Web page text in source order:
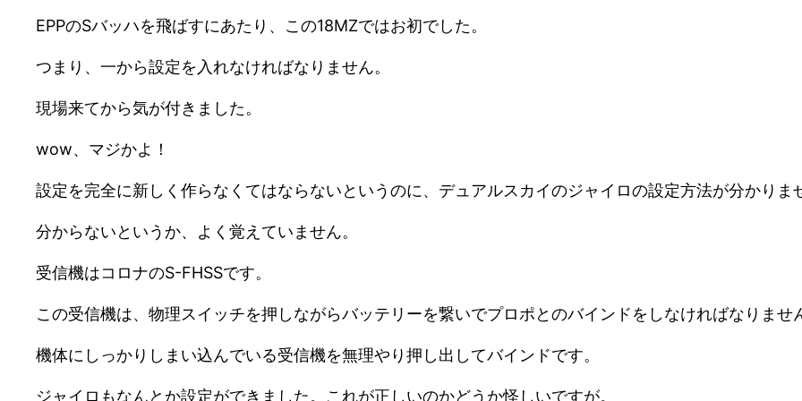
EPPのSバッハを飛ばすにあたり、この18MZではお初でした。
つまり、一から設定を入れなければなりません。
現場来てから気が付きました。
wow、マジかよ！
設定を完全に新しく作らなくてはならないというのに、デュアルスカイのジャイロの設定方法が分かりま
分からないというか、よく覚えていません。
受信機はコロナのS-FHSSです。
この受信機は、物理スイッチを押しながらバッテリーを繋いでプロポとのバインドをしなければなりませ
機体にしっかりしまい込んでいる受信機を無理やり押し出してバインドです。
ジャイロもなんとか設定ができました。これが正しいのかどうか怪しいですが。